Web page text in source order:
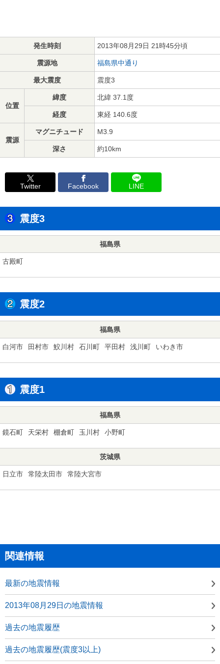
発生時刻 2013年08月29日 21時45分頃
震源地 福島県中通り
最大震度 震度3
位置
緯度 北緯 37.1度
経度 東経 140.6度
震源
マグニチュード M3.9
深さ 約10km
Twitter Facebook LINE
震度3
福島県
古殿町
震度2
福島県
白河市 田村市 鮫川村 石川町 平田村 浅川町 いわき市
震度1
福島県
鏡石町 天栄村 棚倉町 玉川村 小野町
茨城県
日立市 常陸太田市 常陸大宮市
関連情報
最新の地震情報
2013年08月29日の地震情報
過去の地震履歴
過去の地震履歴(震度3以上)